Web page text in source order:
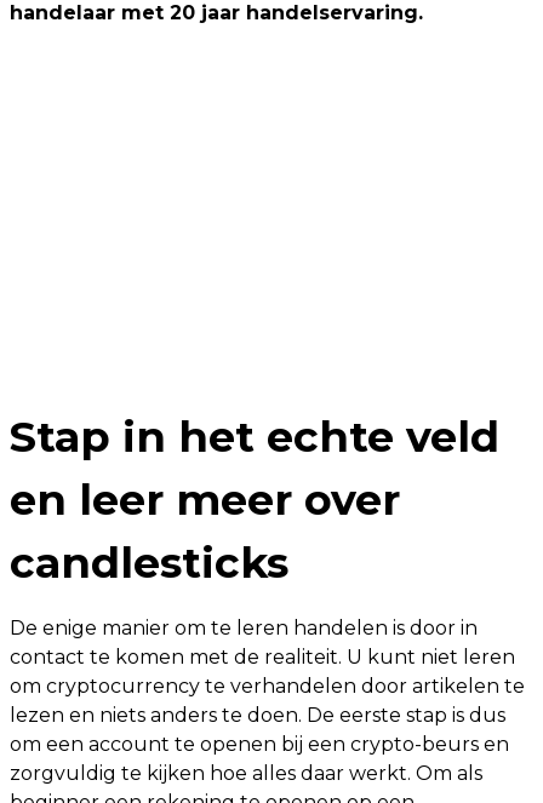
handelaar met 20 jaar handelservaring.
Stap in het echte veld
en leer meer over
candlesticks
De enige manier om te leren handelen is door in
contact te komen met de realiteit. U kunt niet leren
om cryptocurrency te verhandelen door artikelen te
lezen en niets anders te doen. De eerste stap is dus
om een ​​account te openen bij een crypto-beurs en
zorgvuldig te kijken hoe alles daar werkt. Om als